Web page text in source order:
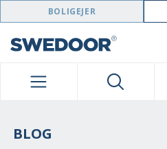
SWEDOOR NAVIGATION
BOLIGEJER
BLOG